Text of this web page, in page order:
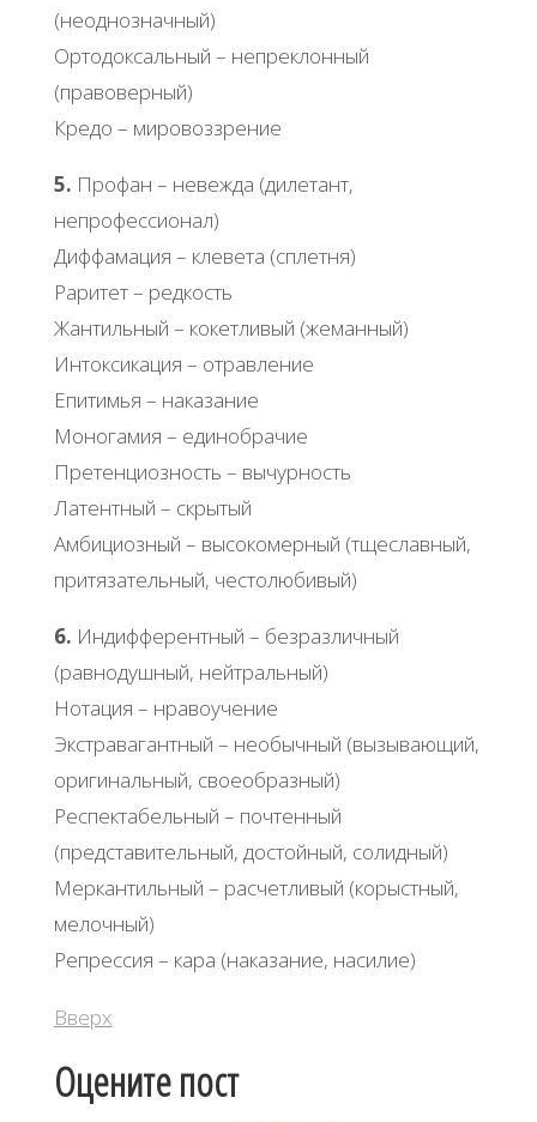
(неоднозначный)
Ортодоксальный – непреклонный
(правоверный)
Кредо – мировоззрение
5. Профан – невежда (дилетант,
непрофессионал)
Диффамация – клевета (сплетня)
Раритет – редкость
Жантильный – кокетливый (жеманный)
Интоксикация – отравление
Епитимья – наказание
Моногамия – единобрачие
Претенциозность – вычурность
Латентный – скрытый
Амбициозный – высокомерный (тщеславный,
притязательный, честолюбивый)
6. Индифферентный – безразличный
(равнодушный, нейтральный)
Нотация – нравоучение
Экстравагантный – необычный (вызывающий,
оригинальный, своеобразный)
Респектабельный – почтенный
(представительный, достойный, солидный)
Меркантильный – расчетливый (корыстный,
мелочный)
Репрессия – кара (наказание, насилие)
Вверх
Оцените пост